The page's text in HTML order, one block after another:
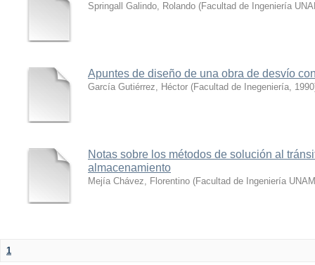
Springall Galindo, Rolando (Facultad de Ingeniería
Apuntes de diseño de una obra de desvío
García Gutiérrez, Héctor (Facultad de Inegeniería, 1990
Notas sobre los métodos de solución al
almacenamiento
Mejía Chávez, Florentino (Facultad de Ingeniería UNAM
1